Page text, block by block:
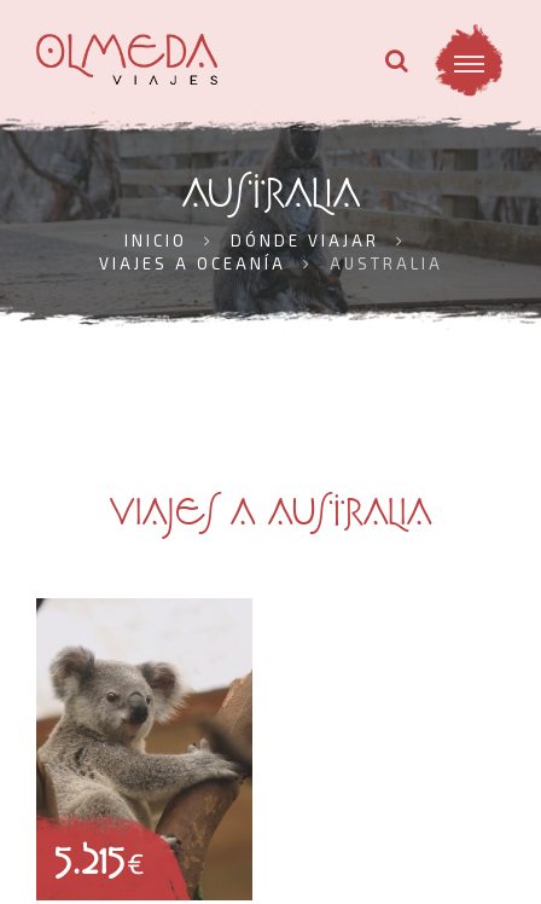
AUSTRALIA
INICIO
DÓNDE VIAJAR
VIAJES A OCEANÍA
AUSTRALIA
VIAJES A AUSTRALIA
5.215€